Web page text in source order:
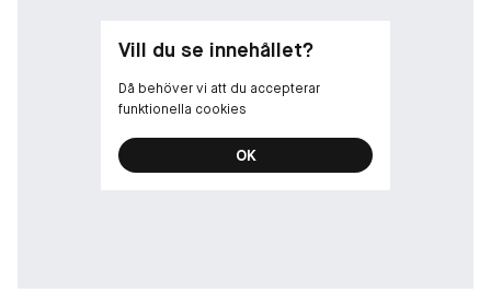
Vill du se innehållet?
Då behöver vi att du accepterar
funktionella cookies
OK